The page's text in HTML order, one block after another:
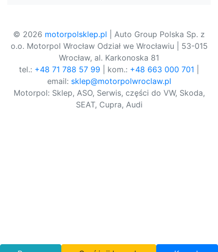
© 2026 motorpolsklep.pl | Auto Group Polska Sp. z
o.o. Motorpol Wrocław Odział we Wrocławiu | 53-015
Wrocław, al. Karkonoska 81
tel.: +48 71 788 57 99 | kom.: +48 663 000 701
email: sklep@motorpolwroclaw.pl
Motorpol: Sklep, ASO, Serwis, części do VW, Skoda,
SEAT, Cupra, Audi